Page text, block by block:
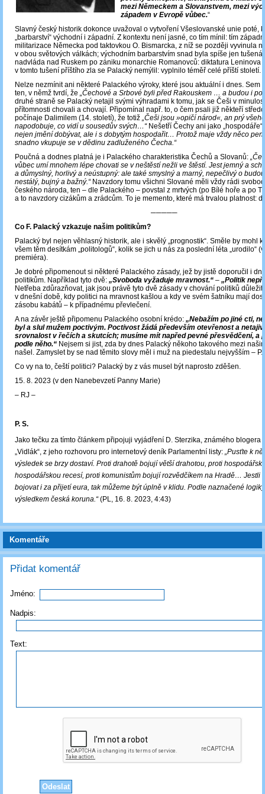
mezi Německem a Slovanstvem, mezi
západem v Evropě vůbec.“
Slavný český historik dokonce uvažoval o vytvoření Všeslovanské unie poté,
„barbarství“ východní i západní. Z kontextu není jasné, co tím mínil: tím
militarizace Německa pod taktovkou O. Bismarcka, z níž se později vyvinula
v obou světových válkách; východním barbarstvím snad byla spíše jen tušená
nadvláda nad Ruskem po zániku monarchie Romanovců: diktatura Leninova
v tomto tušení příštího zla se Palacký nemýlil: vyplnilo téměř celé příští století.
Nelze nezmínit ani některé Palackého výroky, které jsou aktuální i dnes. Sem
ten, v němž tvrdí, že „Čechové a Srbové byli před Rakouskem … a budou i po
druhé straně se Palacký netajil svými výhradami k tomu, jak se Češi v
přítomnosti chovali a chovají. Připomínal např. to, o čem psali již někteří
počínaje Dalimilem (14. století), že totiž „Češi jsou »opičí národ«, an prý
napodobuje, co vidí u sousedův svých…“Nešetří Čechy ani jako
nejen jmění dobývat, ale i s dobytým hospodařit… Protož maje vždy něco
snadno vkupuje se v dědinu zadluženého Čecha.“
Poučná a dodnes platná je i Palackého charakteristika Čechů a Slovanů:
vůbec umí mnohem lépe chovati se v neštěstí nežli ve štěstí. Jest jemný a
a důmyslný, horlivý a neústupný: ale také smyslný a marný, nepečlivý o
nestálý, bujný a bažný.“ Navzdory tomu všichni Slované měli vždy rádi
českého národa, ten – dle Palackého – povstal z mrtvých (po Bílé hoře a po
a to navzdory cizákům a zrádcům. To je memento, které má trvalou platnost:
─────
Co F. Palacký vzkazuje našim politikům?
Palacký byl nejen věhlasný historik, ale i skvělý „prognostik“. Směle by mohl
všem těm desítkám „politologů“, kolik se jich u nás za poslední léta „urodilo“
premiéra).
Je dobré připomenout si některé Palackého zásady, jež by jistě doporučil i
politikům. Například tyto dvě: „Svoboda vyžaduje mravnost.“ – „Politik
Netřeba zdůrazňovat, jak jsou právě tyto dvě zásady v chování politiků
v dnešní době, kdy politici na mravnost kašlou a kdy ve svém šatníku mají
zásobu kabátů – k případnému převlečení.
A na závěr ještě připomenu Palackého osobní krédo: „Nebažím po jiné cti,
byl a slul mužem poctivým. Poctivost žádá především otevřenost a
srovnalost v řečích a skutcích; musíme mít napřed pevné přesvědčení, a
podle něho.“ Nejsem si jist, zda by dnes Palacký někoho takového mezi
našel. Zamyslet by se nad těmito slovy měl i muž na piedestalu nejvyšším – P.
Co vy na to, čeští politici? Palacký by z vás musel být naprosto zděšen.
15. 8. 2023 (v den Nanebevzetí Panny Marie)
‒ RJ ‒
P. S.
Jako tečku za tímto článkem připojuji vyjádření D. Sterzika, známého blogera
„Vidlák“, z jeho rozhovoru pro internetový deník Parlamentní listy: „Pusťte k
výsledek se brzy dostaví. Proti drahotě bojují větší drahotou, proti
hospodářskou recesí, proti komunistům bojují rozvědčíkem na Hradě… Jestli
bojovat i za přijetí eura, tak můžeme být úplně v klidu. Podle naznačené
výsledkem česká koruna.“(PL, 16. 8. 2023, 4:43)
Komentáře
Přidat komentář
Jméno:
Nadpis:
Text: